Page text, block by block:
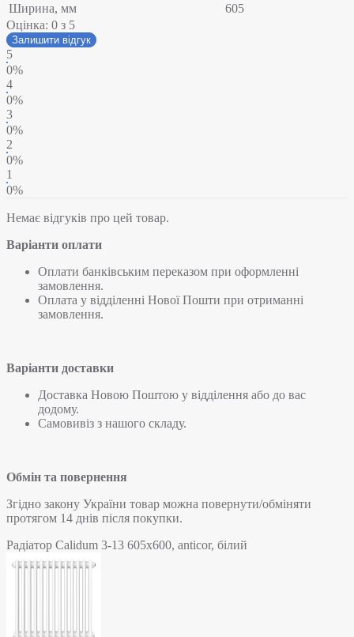
Ширина, мм
605
Оцінка: 0 з 5
Залишити відгук
5
0%
4
0%
3
0%
2
0%
1
0%
Немає відгуків про цей товар.
Варіанти оплати
Оплати банківським переказом при оформленні
замовлення.
Оплата у відділенні Нової Пошти при отриманні
замовлення.
Варіанти доставки
Доставка Новою Поштою у відділення або до вас
додому.
Самовивіз з нашого складу.
Обмін та повернення
Згідно закону України товар можна повернути/обміняти
протягом 14 днів після покупки.
Радіатор Calidum 3-13 605х600, anticor, білий